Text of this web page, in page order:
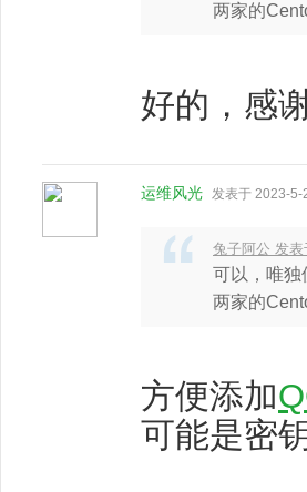
两家的
好的，感
运维风光 发表于 2023-5-
兔子阿公 发表
可以，唯独
两家的
方便添加
可能是密